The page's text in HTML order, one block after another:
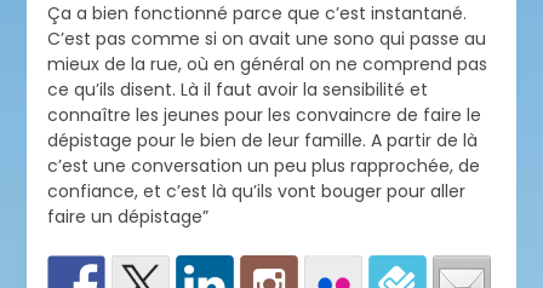
Ça a bien fonctionné parce que c’est instantané.
C’est pas comme si on avait une sono qui passe au
mieux de la rue, où en général on ne comprend pas
ce qu’ils disent. Là il faut avoir la sensibilité et
connaître les jeunes pour les convaincre de faire le
dépistage pour le bien de leur famille. A partir de là
c’est une conversation un peu plus rapprochée, de
confiance, et c’est là qu’ils vont bouger pour aller
faire un dépistage”